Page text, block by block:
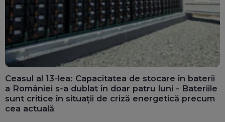
Ceasul al 13-lea: Capacitatea de stocare în baterii
a României s-a dublat în doar patru luni - Bateriile
sunt critice în situații de criză energetică precum
cea actuală